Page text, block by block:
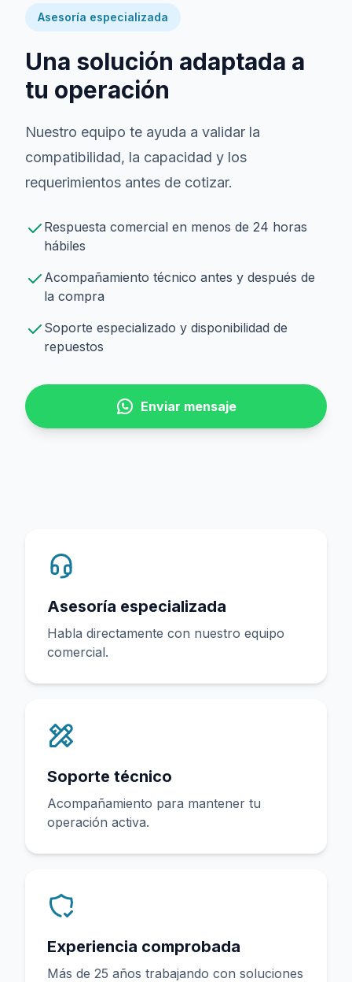
Asesoría especializada
Una solución adaptada a
tu operación
Nuestro equipo te ayuda a validar la
compatibilidad, la capacidad y los
requerimientos antes de cotizar.
Respuesta comercial en menos de 24 horas
hábiles
Acompañamiento técnico antes y después de
la compra
Soporte especializado y disponibilidad de
repuestos
Enviar mensaje
Asesoría especializada
Habla directamente con nuestro equipo
comercial.
Soporte técnico
Acompañamiento para mantener tu
operación activa.
Experiencia comprobada
Más de 25 años trabajando con soluciones